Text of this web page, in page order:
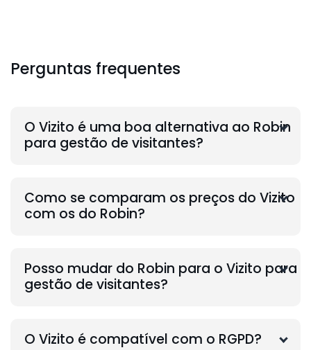
Perguntas frequentes
O Vizito é uma boa alternativa ao Robin
para gestão de visitantes?
Como se comparam os preços do Vizito
com os do Robin?
Posso mudar do Robin para o Vizito para
gestão de visitantes?
O Vizito é compatível com o RGPD?